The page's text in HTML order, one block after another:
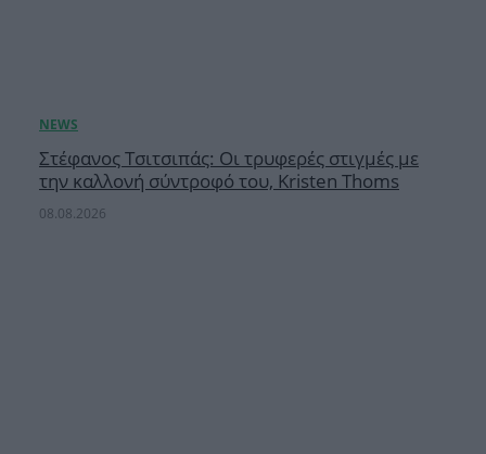
Στέφανος Τσιτσιπάς: Οι τρυφερές στιγμές με
την καλλονή σύντροφό του, Kristen Thoms
08.08.2026